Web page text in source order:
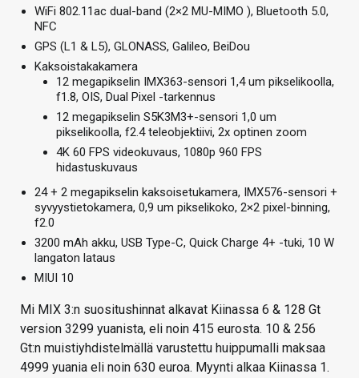
WiFi 802.11ac dual-band (2×2 MU-MIMO ), Bluetooth 5.0,
NFC
GPS (L1 & L5), GLONASS, Galileo, BeiDou
Kaksoistakakamera
12 megapikselin IMX363-sensori 1,4 um pikselikoolla,
f1.8, OIS, Dual Pixel -tarkennus
12 megapikselin S5K3M3+-sensori 1,0 um
pikselikoolla, f2.4 teleobjektiivi, 2x optinen zoom
4K 60 FPS videokuvaus, 1080p 960 FPS
hidastuskuvaus
24 + 2 megapikselin kaksoisetukamera, IMX576-sensori +
syvyystietokamera, 0,9 um pikselikoko, 2×2 pixel-binning,
f2.0
3200 mAh akku, USB Type-C, Quick Charge 4+ -tuki, 10 W
langaton lataus
MIUI 10
Mi MIX 3:n suositushinnat alkavat Kiinassa 6 & 128 Gt
version 3299 yuanista, eli noin 415 eurosta. 10 & 256
Gt:n muistiyhdistelmällä varustettu huippumalli maksaa
4999 yuania eli noin 630 euroa. Myynti alkaa Kiinassa 1.